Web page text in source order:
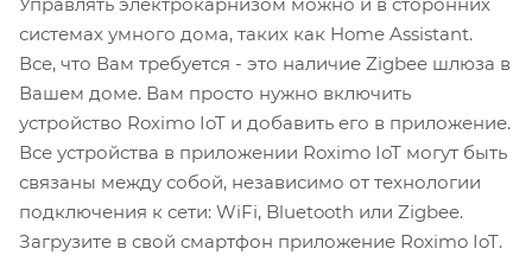
системах умного дома, таких как Home Assistant.
Все, что Вам требуется - это наличие Zigbee шлюза в
Вашем доме. Вам просто нужно включить
устройство Roximo IoT и добавить его в приложение.
Все устройства в приложении Roximo IoT могут быть
связаны между собой, независимо от технологии
подключения к сети: WiFi, Bluetooth или Zigbee.
Загрузите в свой смартфон приложение Roximo IoT.